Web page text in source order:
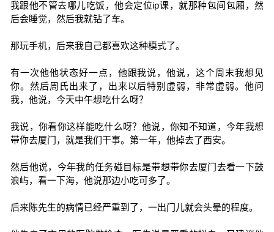
我跟他不管去哪儿吃饭，他会定位ip课，就那种包间包厢，然
后会睡觉，然后我就钻了车。
那玩手机，后来我自己都喜欢这种模式了。
有一次他他状态好一点，他跟我说，他说，这个周末我想见
你。然后周氏出来了，出来以后特别虚弱，非常虚弱。他问
我，他说，今天中午想吃什么呀？
我说，你看你这样能吃什么呀？他说，你知不知道，今年我想
带你去厦门，就是我们干事。第一年，他掉去了西安。
然后他说，今年我的任务碰目标是带想带你去厦门去看一下鼓
浪屿，看一下海，他说那边小吃可多了。
后来陈先生的病情已经严重到了，一出门儿就会头晕的程度。